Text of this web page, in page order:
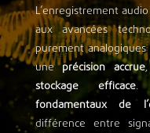
L’enregistrement
aux avancées
purement
uneprécision accrue
stockage efficace.
fondamentaux de
différence entre